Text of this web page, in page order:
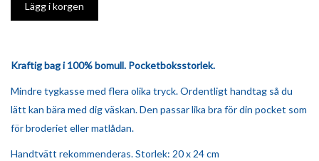
Kraftig bag i 100% bomull. Pocketboksstorlek.
Mindre tygkasse med flera olika tryck. Ordentligt handtag så du
lätt kan bära med dig väskan. Den passar lika bra för din pocket som
för broderiet eller matlådan.
Handtvätt rekommenderas. Storlek: 20 x 24 cm